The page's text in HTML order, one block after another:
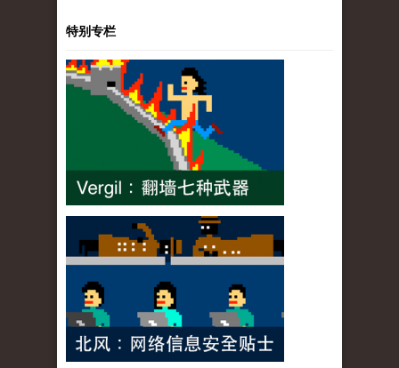
特别专栏